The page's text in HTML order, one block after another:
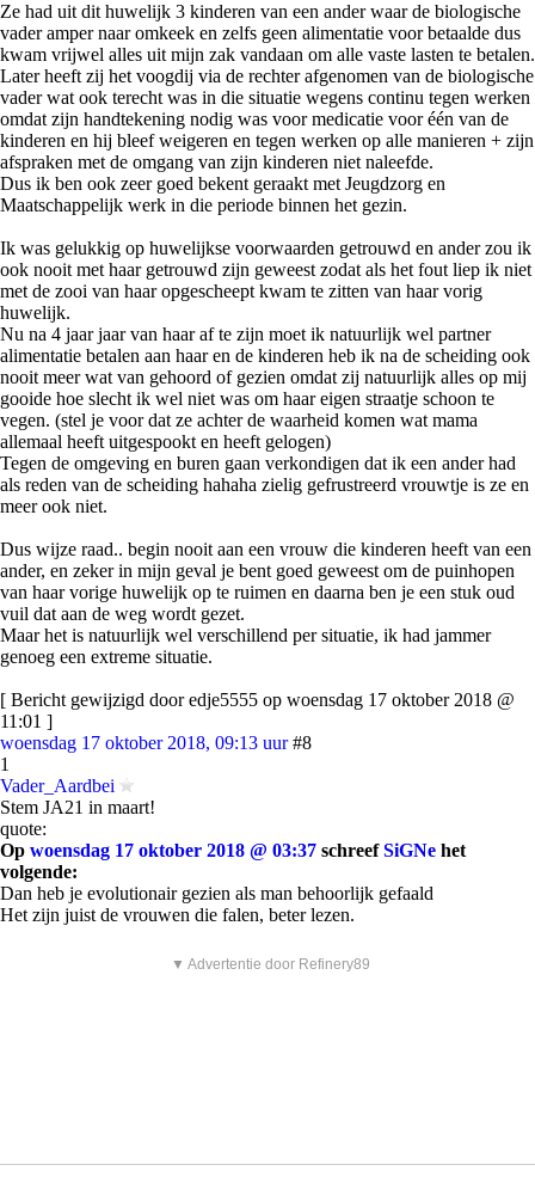
Ze had uit dit huwelijk 3 kinderen van een ander waar de biologische
vader amper naar omkeek en zelfs geen alimentatie voor betaalde dus
kwam vrijwel alles uit mijn zak vandaan om alle vaste lasten te betalen.
Later heeft zij het voogdij via de rechter afgenomen van de biologische
vader wat ook terecht was in die situatie wegens continu tegen werken
omdat zijn handtekening nodig was voor medicatie voor één van de
kinderen en hij bleef weigeren en tegen werken op alle manieren + zijn
afspraken met de omgang van zijn kinderen niet naleefde.
Dus ik ben ook zeer goed bekent geraakt met Jeugdzorg en
Maatschappelijk werk in die periode binnen het gezin.
Ik was gelukkig op huwelijkse voorwaarden getrouwd en ander zou ik
ook nooit met haar getrouwd zijn geweest zodat als het fout liep ik niet
met de zooi van haar opgescheept kwam te zitten van haar vorig
huwelijk.
Nu na 4 jaar jaar van haar af te zijn moet ik natuurlijk wel partner
alimentatie betalen aan haar en de kinderen heb ik na de scheiding ook
nooit meer wat van gehoord of gezien omdat zij natuurlijk alles op mij
gooide hoe slecht ik wel niet was om haar eigen straatje schoon te
vegen. (stel je voor dat ze achter de waarheid komen wat mama
allemaal heeft uitgespookt en heeft gelogen)
Tegen de omgeving en buren gaan verkondigen dat ik een ander had
als reden van de scheiding hahaha zielig gefrustreerd vrouwtje is ze en
meer ook niet.
Dus wijze raad.. begin nooit aan een vrouw die kinderen heeft van een
ander, en zeker in mijn geval je bent goed geweest om de puinhopen
van haar vorige huwelijk op te ruimen en daarna ben je een stuk oud
vuil dat aan de weg wordt gezet.
Maar het is natuurlijk wel verschillend per situatie, ik had jammer
genoeg een extreme situatie.
[ Bericht gewijzigd door edje5555 op woensdag 17 oktober 2018 @
11:01 ]
woensdag 17 oktober 2018, 09:13 uur #8
1
Vader_Aardbei
Stem JA21 in maart!
quote:
Op woensdag 17 oktober 2018 @ 03:37 schreefSiGNe het
volgende:
Dan heb je evolutionair gezien als man behoorlijk gefaald
Het zijn juist de vrouwen die falen, beter lezen.
▼ Advertentie door Refinery89